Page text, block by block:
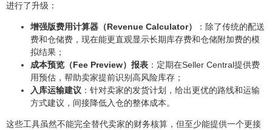
进行了升级：
增强版费用计算器（Revenue Calculator）
：除了传统的配送
费和仓储费，现在能更直观显示长期库存费和仓储附加费的模
拟结果；
成本预览（Fee Preview）报表 ：定期在Seller Central提供费
用预估，帮助卖家提前识别高风险库存；
入库运输建议 ：针对卖家的发货计划，给出更优的路线和运输
方式建议，间接降低入仓的整体成本。
这些工具虽然不能完全替代卖家的财务核算，但至少能提供一个更接